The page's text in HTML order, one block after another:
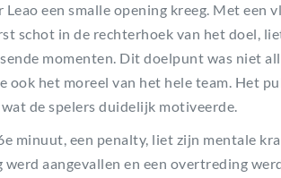
een smalle opening kreeg. Met een
schot in de rechterhoek van het doel,
momenten. Dit doelpunt was niet
het moreel van het hele team. Het
de spelers duidelijk motiveerde.
minuut, een penalty, liet zijn mentale
aangevallen en een overtreding